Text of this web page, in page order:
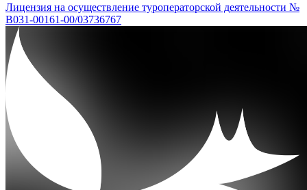
Лицензия на осуществление туроператорской деятельности №
В031-00161-00/03736767